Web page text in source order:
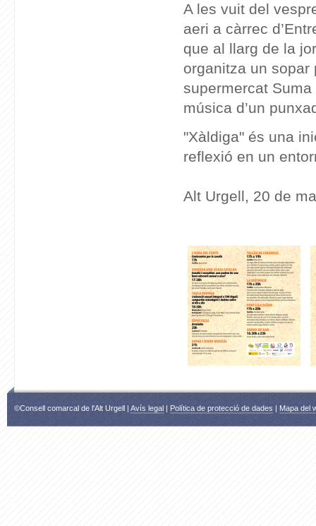
A les vuit del
aeri a càrrec
que al llarg de la
organitza un sopar
supermercat
música d’un
"Xàldiga" és una
reflexió en un
Alt Urgell, 20 de
©Consell comarcal de l'Alt Urgell | Avís legal | Política de protecció de dades | Mapa del